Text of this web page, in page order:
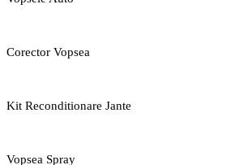
Corector Vopsea
Kit Reconditionare Jante
Vopsea Spray